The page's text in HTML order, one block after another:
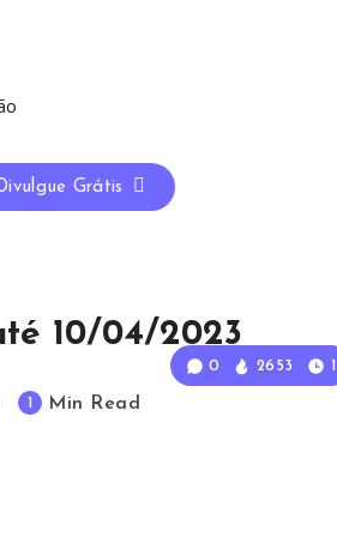
Grátis
0 2653 1
10/04/2023
Min Read